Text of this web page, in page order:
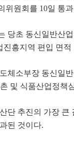
위원회를 10일 통
당초 동신일반산
진흥지역 편입 면적
체소부장 동신일
및 식품산업정책
단 추진의 가장 큰
된 것이다.